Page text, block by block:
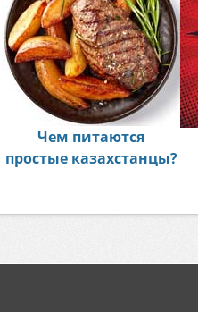
Чем питаются
простые казахстанцы?